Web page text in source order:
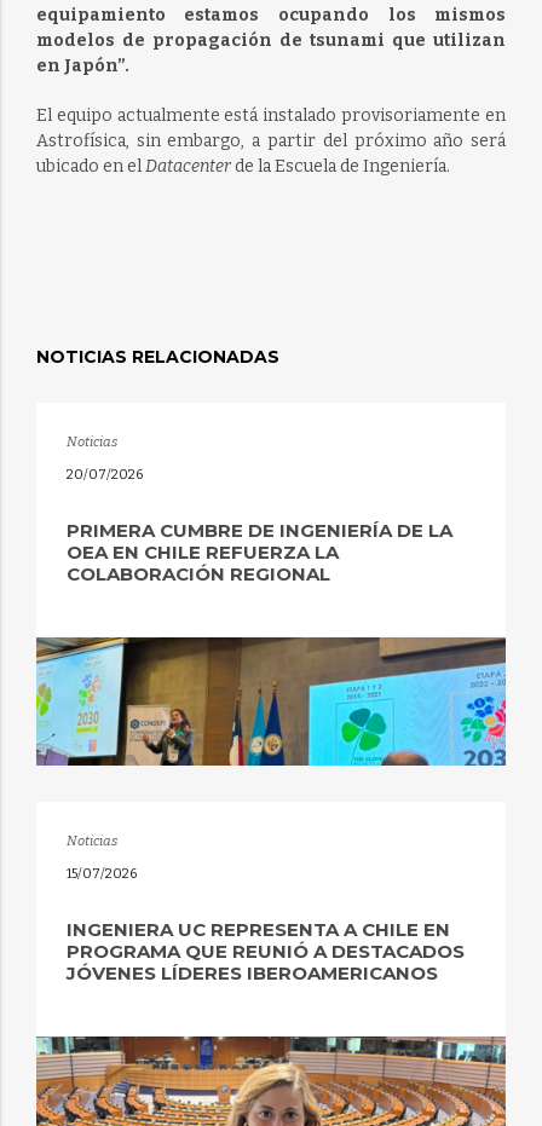
equipamiento estamos ocupando los mismos
modelos de propagación de tsunami que utilizan
en Japón”.
El equipo actualmente está instalado provisoriamente en
Astrofísica, sin embargo, a partir del próximo año será
ubicado en elDatacenterde la Escuela de Ingeniería.
NOTICIAS RELACIONADAS
Noticias
20/07/2026
PRIMERA CUMBRE DE INGENIERÍA DE LA
OEA EN CHILE REFUERZA LA
COLABORACIÓN REGIONAL
Noticias
15/07/2026
INGENIERA UC REPRESENTA A CHILE EN
PROGRAMA QUE REUNIÓ A DESTACADOS
JÓVENES LÍDERES IBEROAMERICANOS